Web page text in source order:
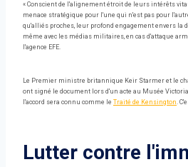
« Conscient de l'alignement étroit de leurs intérêts
menace stratégique pour l'une qui n'est pas pour
qu'alliés proches, leur profond engagement envers la
même avec les médias militaires, en cas d'attaque
l'agence EFE.
Le Premier ministre britannique Keir Starmer et le
ont signé le document lors d'un acte au Musée
l'accord sera connu comme le Traité de Kensington.
Lutter contre